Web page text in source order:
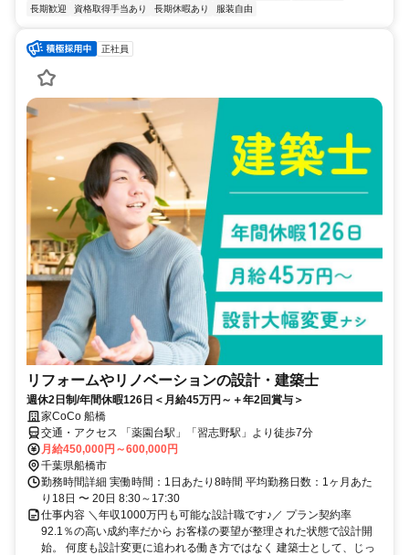
長期歓迎
資格取得手当あり 長期休暇あり 服装自由
正社員
リフォームやリノベーションの設計・建築士
週休2日制/年間休暇126日＜月給45万円～＋年2回賞与＞
家CoCo 船橋
交通・アクセス 「薬園台駅」「習志野駅」より徒歩7分
月給450,000円～600,000円
千葉県船橋市
勤務時間詳細 実働時間：1日あたり8時間 平均勤務日数：1ヶ月あた
り18日 〜 20日 8:30～17:30
仕事内容 ＼年収1000万円も可能な設計職です♪／ プラン契約率
92.1％の高い成約率だから お客様の要望が整理された状態で設計開
始。 何度も設計変更に追われる働き方ではなく 建築士として、じっ